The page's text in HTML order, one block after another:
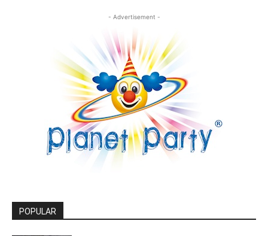
- Advertisement -
POPULAR